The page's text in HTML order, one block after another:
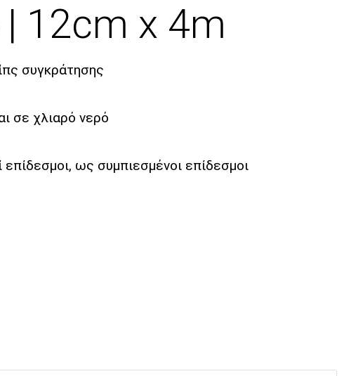
| 12cm x 4m
συγκράτησης
σε χλιαρό νερό
ως συμπιεσμένοι επίδεσμοι